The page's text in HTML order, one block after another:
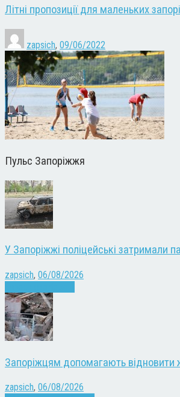
Літні пропозиції для маленьких
zapsich, 09/06/2022
Пульс Запоріжжя
У Запоріжжі поліцейські затримали
zapsich, 06/08/2026
Запоріжцям допомагають відновити
zapsich, 06/08/2026